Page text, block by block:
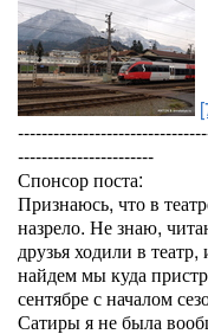
-----------------------
Спонсор поста:
Признаюсь, что в
назрело. Не знаю,
друзья ходили в
найдем мы куда
сентябре с началом
Сатиры я не была